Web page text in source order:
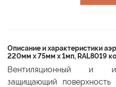
Описание и характеристики
220мм х 75мм х 1мп, RAL8019
Вентиляционный и
защищающий